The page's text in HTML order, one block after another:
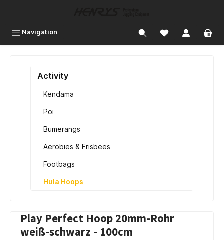
Navigation
Activity
Kendama
Poi
Bumerangs
Aerobies & Frisbees
Footbags
Hula Hoops
Play Perfect Hoop 20mm-Rohr
weiß-schwarz - 100cm